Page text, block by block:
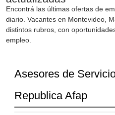
Encontrá las últimas ofertas de
diario. Vacantes en Montevideo,
distintos rubros, con
empleo.
Asesores de
Republica Afap